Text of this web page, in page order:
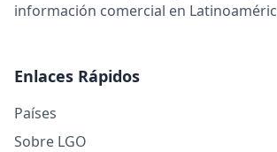
información comercial en
Enlaces Rápidos
Países
Sobre LGO